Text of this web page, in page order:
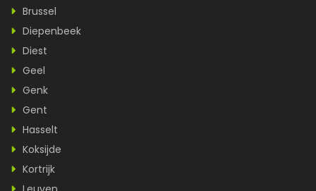
Brussel
Diepenbeek
Diest
Geel
Genk
Gent
Hasselt
Koksijde
Kortrijk